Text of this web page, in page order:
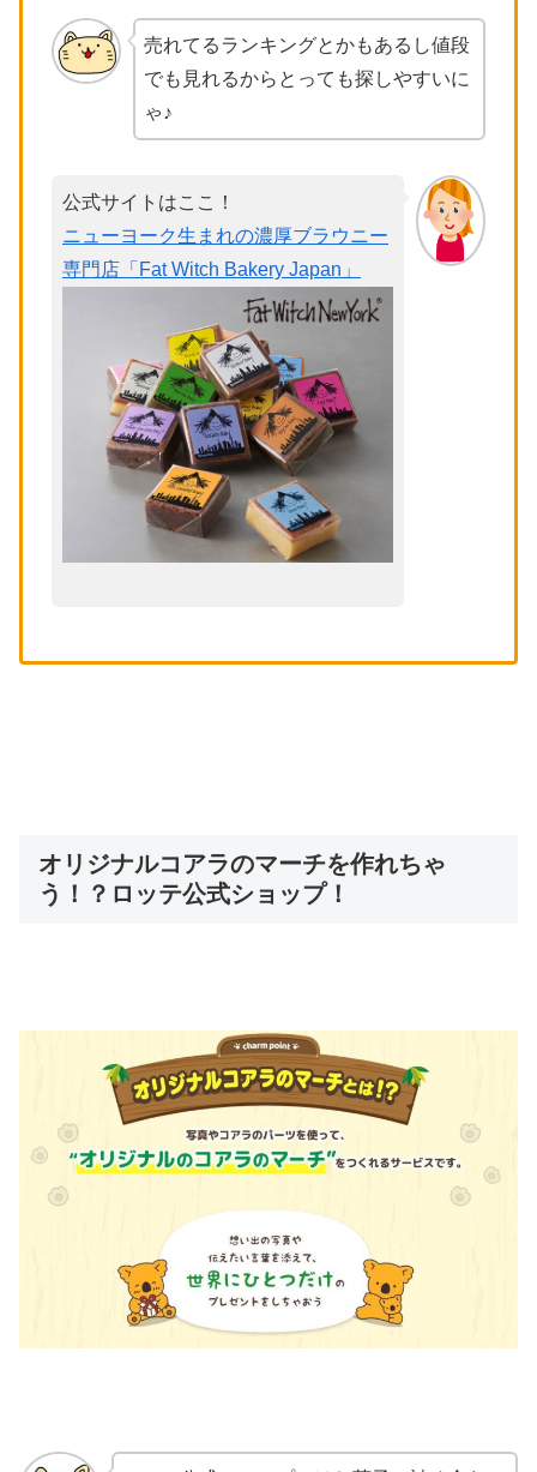
売れてるランキングとかもあるし値段
でも見れるからとっても探しやすいに
ゃ♪
公式サイトはここ！
ニューヨーク生まれの濃厚ブラウニー
専門店「Fat Witch Bakery Japan」
オリジナルコアラのマーチを作れちゃ
う！？ロッテ公式ショップ！